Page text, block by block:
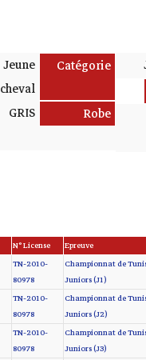
Catégorie
Jeune
cheval
Robe
GRIS
Epreuve
N° License
Championnat de
Juniors (J1)
TN-2010-
80978
Championnat de
Juniors (J2)
TN-2010-
80978
Championnat de
Juniors (J3)
TN-2010-
80978